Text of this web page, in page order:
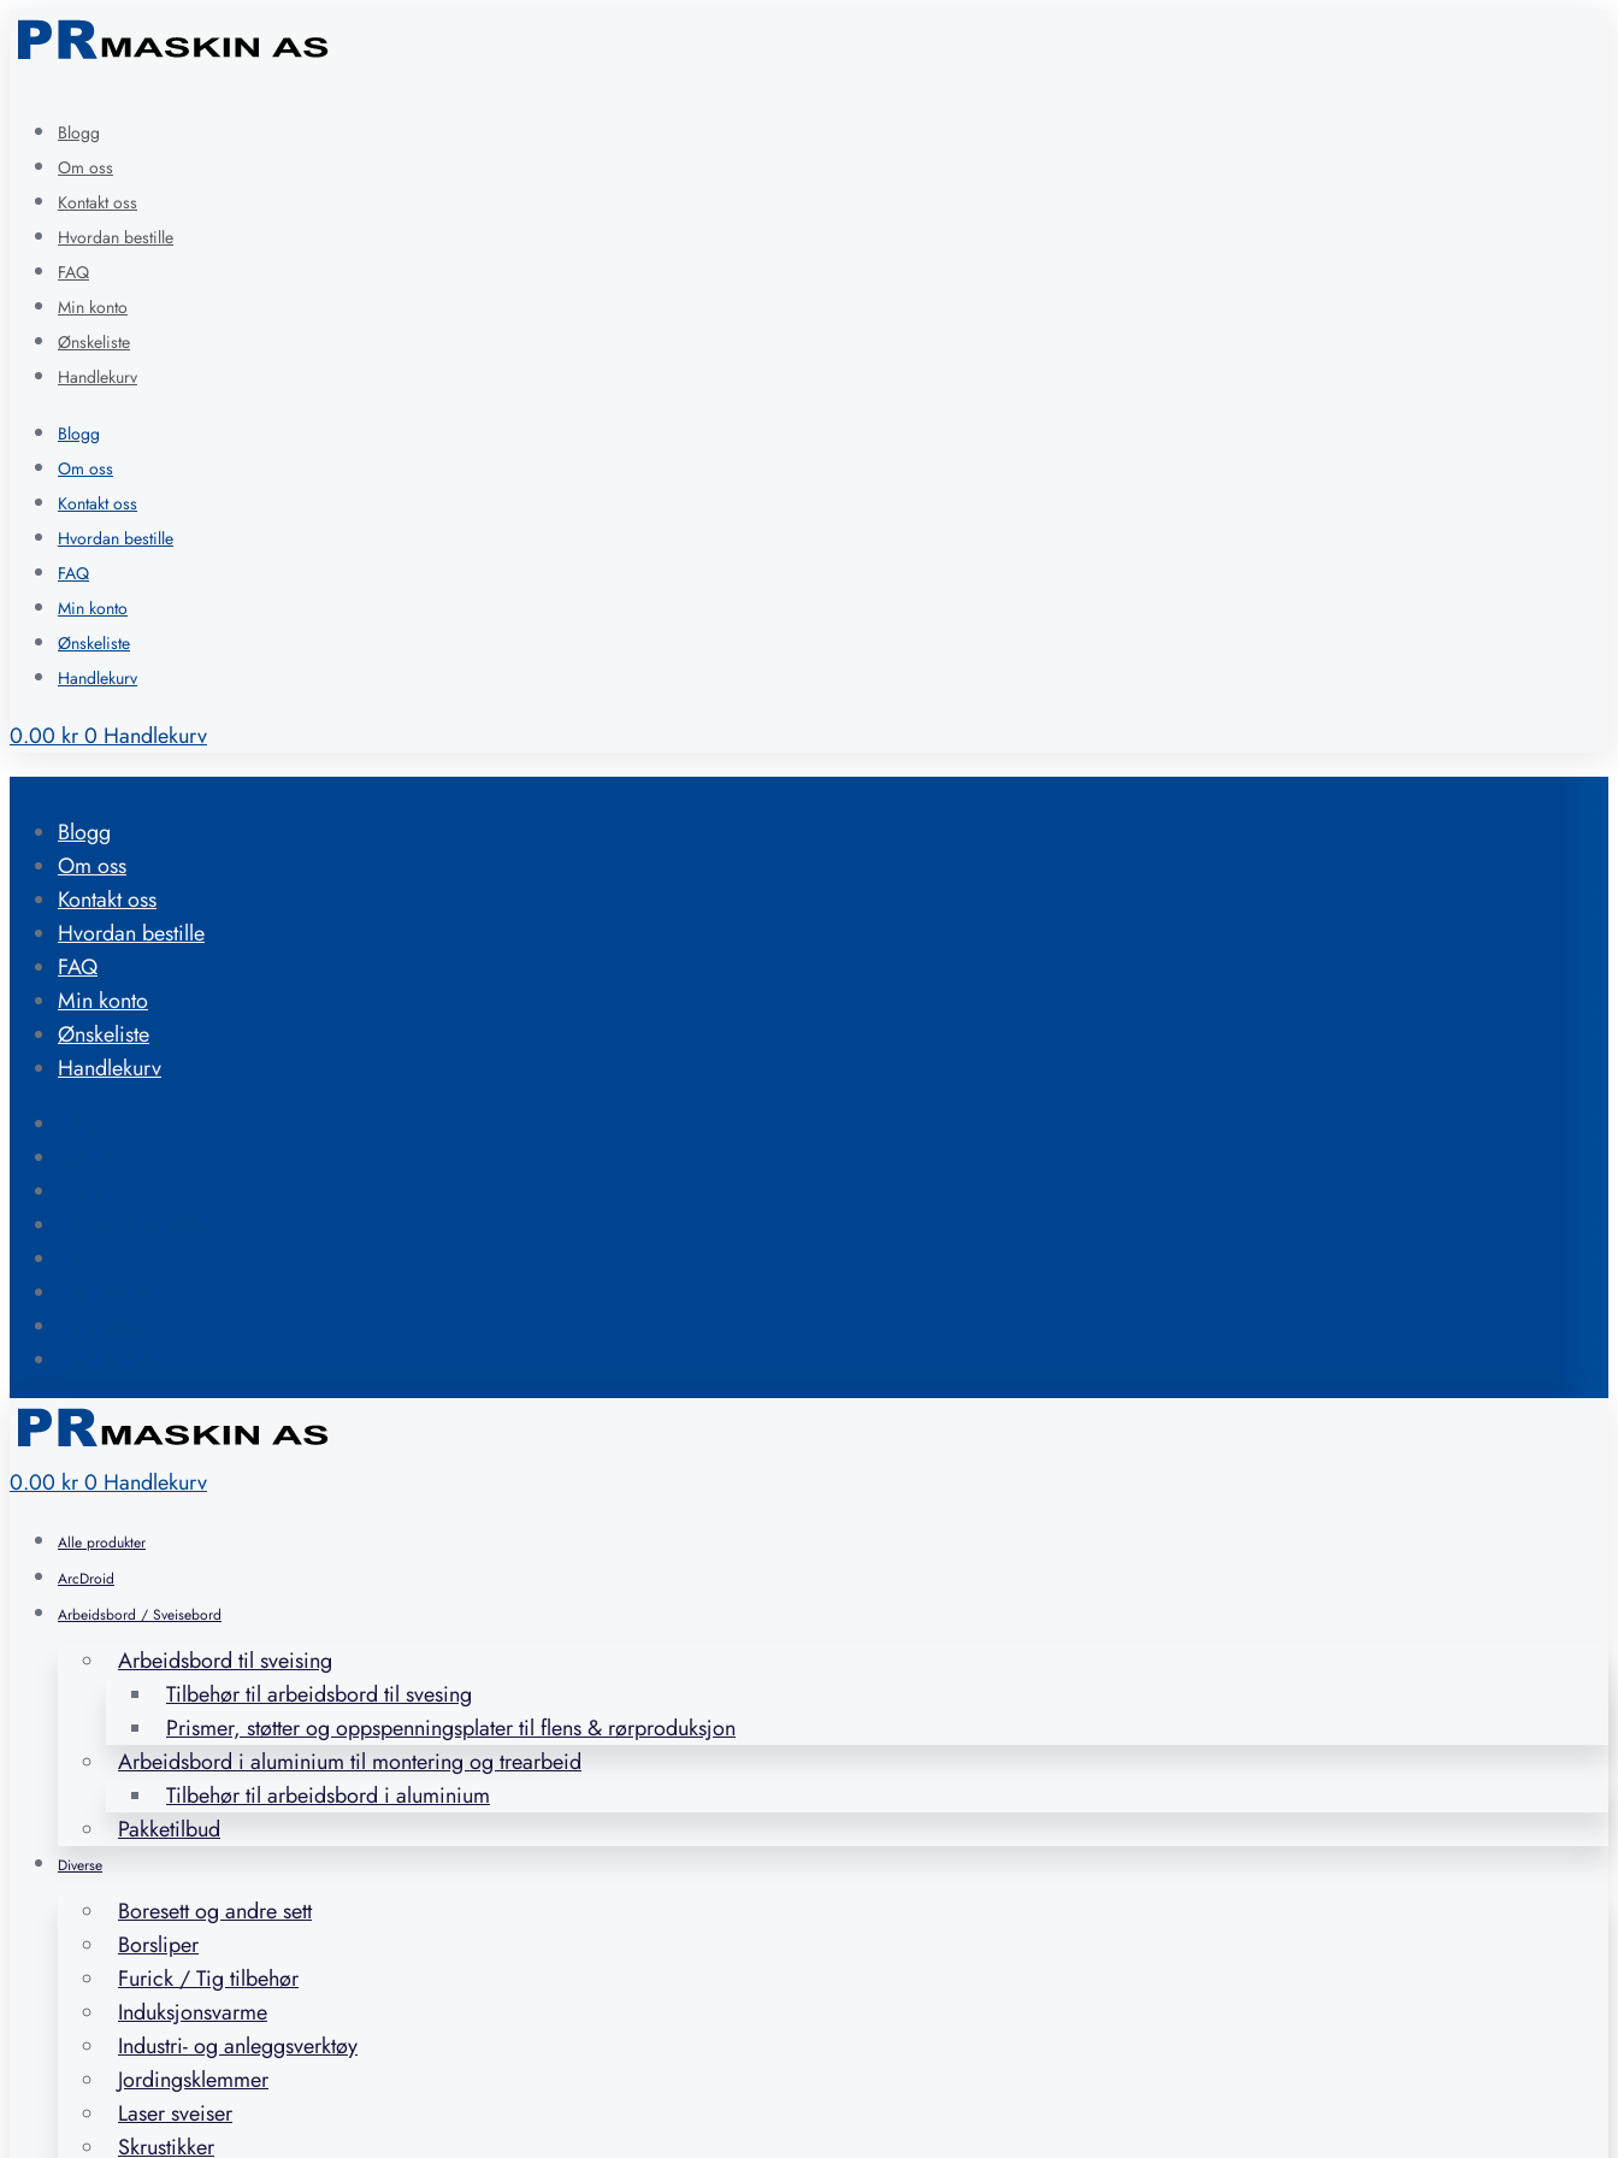
Blogg
Om oss
Kontakt oss
Hvordan bestille
FAQ
Min konto
Ønskeliste
Handlekurv
Blogg
Om oss
Kontakt oss
Hvordan bestille
FAQ
Min konto
Ønskeliste
Handlekurv
0.00kr0Handlekurv
Blogg
Om oss
Kontakt oss
Hvordan bestille
FAQ
Min konto
Ønskeliste
Handlekurv
0.00 kr0 Handlekurv
Alle produkter
ArcDroid
Arbeidsbord / Sveisebord
Arbeidsbord til sveising
Tilbehør til arbeidsbord til svesing
Prismer, støtter og oppspenningsplater til flens & rørproduksjon
Arbeidsbord i aluminium til montering og trearbeid
Tilbehør til arbeidsbord i aluminium
Pakketilbud
Diverse
Boresett og andre sett
Borsliper
Furick / Tig tilbehør
Induksjonsvarme
Industri- og anleggsverktøy
Jordingsklemmer
Laser sveiser
Skrustikker